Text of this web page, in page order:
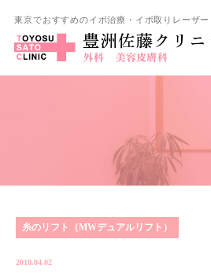
東京でおすすめのイボ治療・イボ取りレーザー
糸のリフト（MWデュアルリフト）
2018.04.02